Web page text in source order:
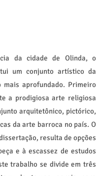
da cidade de Olinda, o
um conjunto artístico da
aprofundado. Primeiro
a prodigiosa arte religiosa
arquitetônico, pictórico,
da arte barroca no país. O
resulta de opções
e à escassez de estudos
trabalho se divide em três